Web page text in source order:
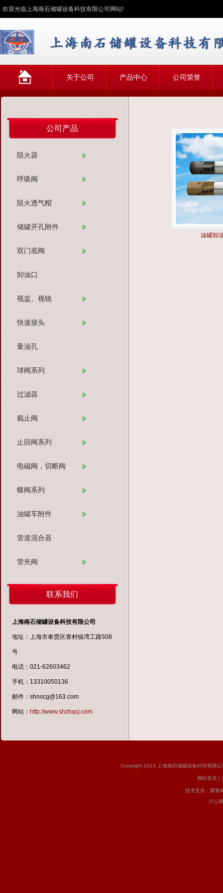
欢迎光临上海南石储罐设备科技有限公司网站!
关于公司 产品中心 公司荣誉
公司产品
阻火器
呼吸阀
阻火透气帽
储罐开孔附件
双门底阀
卸油口
视盅、视镜
快速接头
量油孔
球阀系列
过滤器
截止阀
止回阀系列
电磁阀，切断阀
蝶阀系列
油罐车附件
管道混合器
管夹阀
联系我们
上海南石储罐设备科技有限公司
地址：上海市奉贤区青村镇湾工路508
号
电话：021-62603462
手机：13310050136
邮件：shnscg@163.com
网站： http://www.shzhqcj.com
油罐卸
Copyright 2015 上海南石储罐设备科技有限
网站首页 |
技术支持： 聚擎
沪公